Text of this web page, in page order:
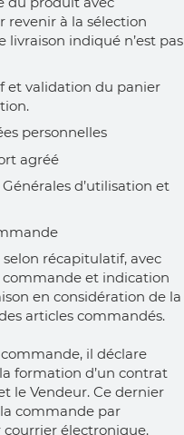
revenir à la sélection
livraison indiqué n’est pas
et validation du panier
personnelles
agréé
d’utilisation et
récapitulatif, avec
et indication
en considération de la
articles commandés.
il déclare
formation d’un contrat
le Vendeur. Ce dernier
commande par
électronique.